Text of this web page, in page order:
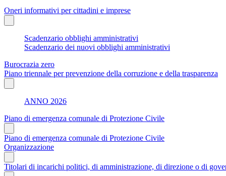
Oneri informativi per cittadini e imprese
Scadenzario obblighi amministrativi
Scadenzario dei nuovi obblighi amministrativi
Burocrazia zero
Piano triennale per prevenzione della corruzione e della trasparenza
ANNO 2026
Piano di emergenza comunale di Protezione Civile
Piano di emergenza comunale di Protezione Civile
Organizzazione
Titolari di incarichi politici, di amministrazione, di direzione o di